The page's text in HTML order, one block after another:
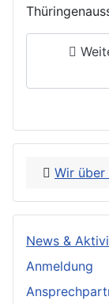
Wir über
News &
Anmeldung